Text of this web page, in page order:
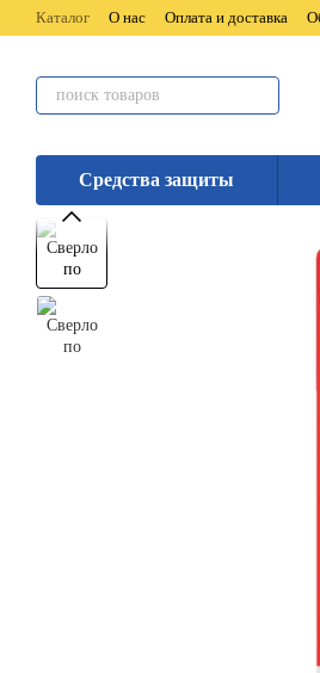
Перейти к основному контенту
Каталог О нас Оплата и доставка
Средства защиты